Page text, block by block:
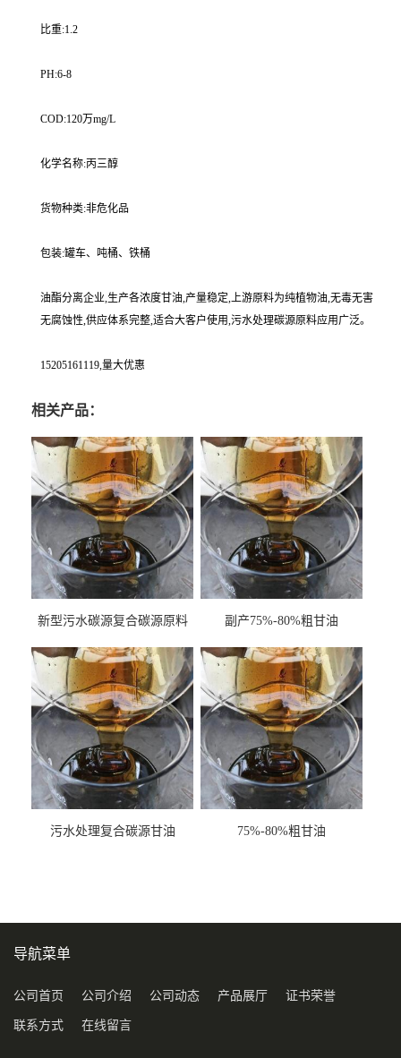
比重:1.2
PH:6-8
COD:120万mg/L
化学名称:丙三醇
货物种类:非危化品
包装:罐车、吨桶、铁桶
油酯分离企业,生产各浓度甘油,产量稳定,上游原料为纯植物油,无毒无害
无腐蚀性,供应体系完整,适合大客户使用,污水处理碳源原料应用广泛。
15205161119,量大优惠
相关产品：
新型污水碳源复合碳源原料
副产75%-80%粗甘油
污水处理复合碳源甘油
75%-80%粗甘油
导航菜单
公司首页 公司介绍 公司动态 产品展厅 证书荣誉
联系方式 在线留言